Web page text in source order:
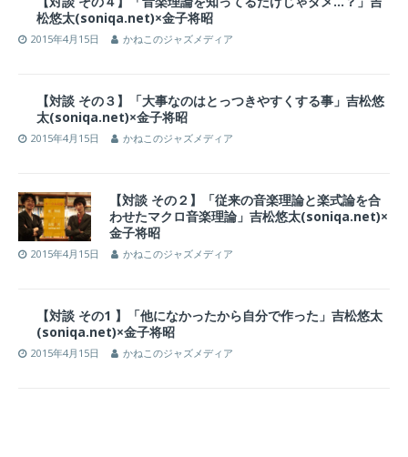
松悠太(soniqa.net)×金子将昭
2015年4月15日 かねこのジャズメディア
【対談 その３】「大事なのはとっつきやすくする事」吉松悠
太(soniqa.net)×金子将昭
2015年4月15日 かねこのジャズメディア
【対談 その２】「従来の音楽理論と楽式論を合
わせたマクロ音楽理論」吉松悠太(soniqa.net)×
金子将昭
2015年4月15日 かねこのジャズメディア
【対談 その1 】「他になかったから自分で作った」吉松悠太
(soniqa.net)×金子将昭
2015年4月15日 かねこのジャズメディア